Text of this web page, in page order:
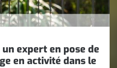
expert en pose de
en activité dans le